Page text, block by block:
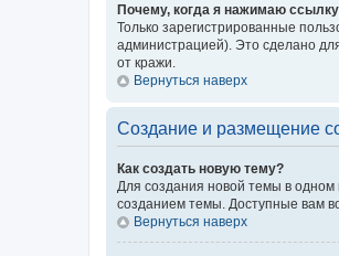
Почему, когда я нажимаю
Только зарегистрированные
администрацией). Это сделано
от кражи.
Вернуться наверх
Создание и размещение
Как создать новую тему?
Для создания новой темы в
созданием темы. Доступные вам
Вернуться наверх